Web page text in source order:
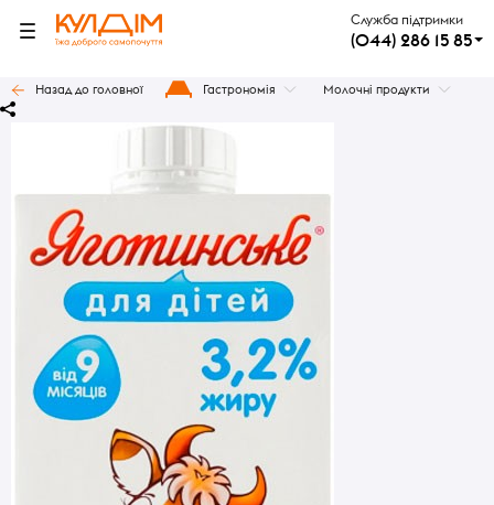
Служба підтримки
(044) 286 15 85
Назад до головної Гастрономія Молочні продукти